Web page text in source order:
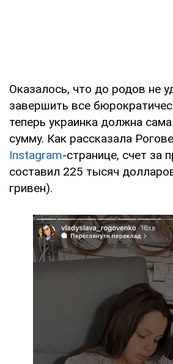
Оказалось, что до родов не
завершить все
теперь украинка должна
сумму. Как рассказала
Instagram-странице, счет за
составил 225 тысяч
гривен).